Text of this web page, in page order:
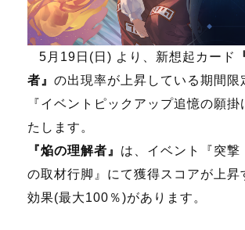
5月19日(日) より、新想起カード
者』 の出現率が上昇している期間限
『イベントピックアップ追憶の願掛
たします。
『焔の理解者』 は、イベント『突撃
の取材行脚』にて獲得スコアが上昇
効果(最大100％)があります。